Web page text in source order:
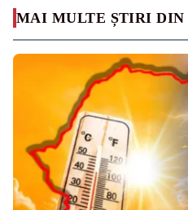
MAI MULTE ȘTIRI DIN